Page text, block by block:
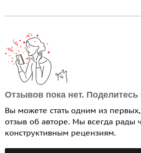
Отзывов пока нет.
Вы можете стать одним из первых,
отзыв об авторе. Мы всегда рады
конструктивным рецензиям.